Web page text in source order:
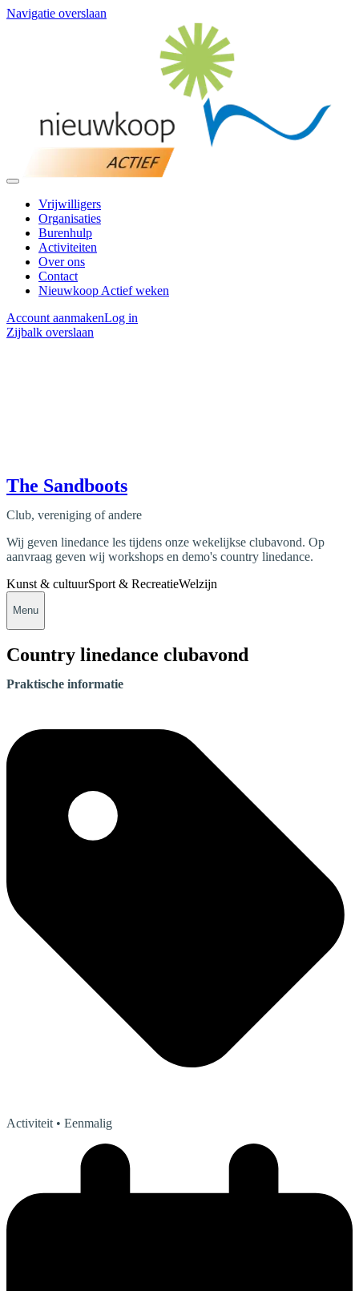
Navigatie overslaan
Vrijwilligers
Organisaties
Burenhulp
Activiteiten
Over ons
Contact
Nieuwkoop Actief weken
Account aanmakenLog in
Zijbalk overslaan
The Sandboots
Club, vereniging of andere
Wij geven linedance les tijdens onze wekelijkse clubavond. Op
aanvraag geven wij workshops en demo's country linedance.
Kunst & cultuurSport & RecreatieWelzijn
Menu
Country linedance clubavond
Praktische informatie
Activiteit • Eenmalig